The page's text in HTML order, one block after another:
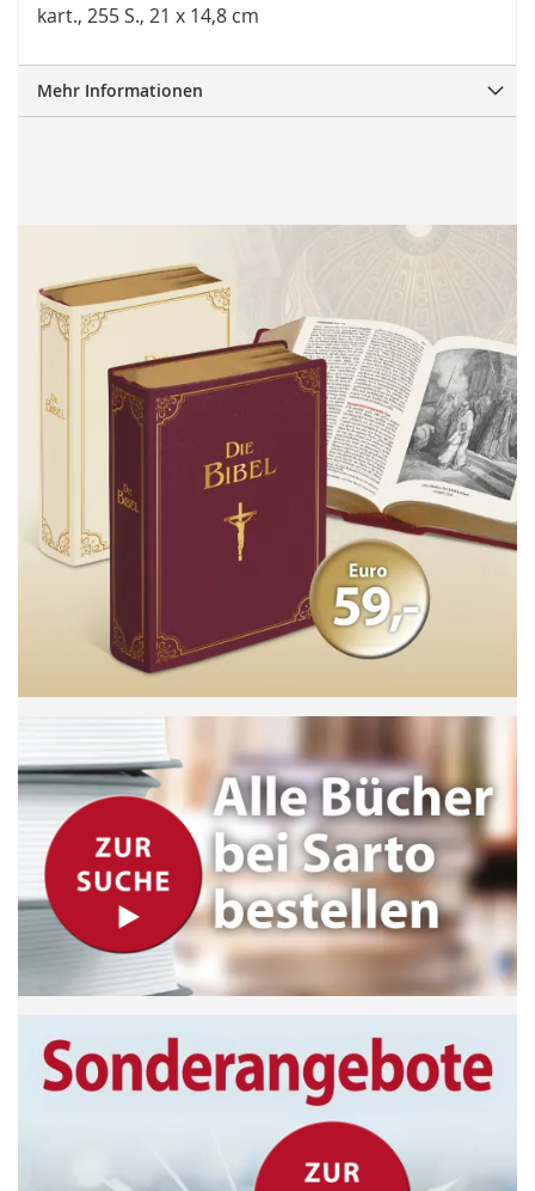
kart., 255 S., 21 x 14,8 cm
Mehr Informationen